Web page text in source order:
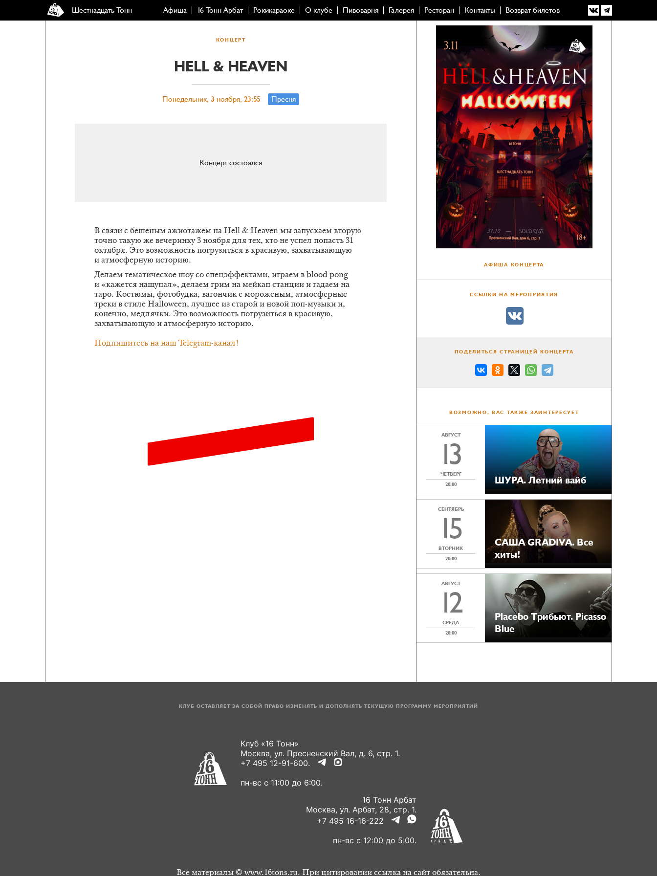
Шестнадцать Тонн Афиша 16 Тонн Арбат Рокикараоке О клубе Пивоварня Галерея Ресторан Контакты Возврат билетов
КОНЦЕРТ
HELL & HEAVEN
Понедельник, 3 ноября, 23:55 Пресня
Концерт состоялся
В связи с бешеным ажиотажем на Hell & Heaven мы запускаем вторую
точно такую же вечеринку 3 ноября для тех, кто не успел попасть 31
октября. Это возможность погрузиться в красивую, захватывающую
и атмосферную историю.
Делаем тематическое шоу со спецэффектами, играем в blood pong
и «кажется нащупал», делаем грим на мейкап станции и гадаем на
таро. Костюмы, фотобудка, вагончик с мороженым, атмосферные
треки в стиле Halloween, лучшее из старой и новой поп-музыки и,
конечно, медлячки. Это возможность погрузиться в красивую,
захватывающую и атмосферную историю.
Подпишитесь на наш Telegram-канал!
АФИША КОНЦЕРТА
ССЫЛКИ НА МЕРОПРИЯТИЯ
ПОДЕЛИТЬСЯ СТРАНИЦЕЙ КОНЦЕРТА
ВОЗМОЖНО, ВАС ТАКЖЕ ЗАИНТЕРЕСУЕТ
АВГУСТ
13
ЧЕТВЕРГ
20:00
ШУРА. Летний вайб
СЕНТЯБРЬ
15
ВТОРНИК
20:00
САША GRADIVA. Все
хиты!
АВГУСТ
12
СРЕДА
20:00
Placebo Tрибьют. Picasso
Blue
КЛУБ ОСТАВЛЯЕТ ЗА СОБОЙ ПРАВО ИЗМЕНЯТЬ И ДОПОЛНЯТЬ ТЕКУЩУЮ ПРОГРАММУ МЕРОПРИЯТИЙ
Клуб «16 Тонн»
Москва, ул. Пресненский Вал, д. 6, стр. 1.
+7 495 12-91-600.
пн-вс с 11:00 до 6:00.
16 Тонн Арбат
Москва, ул. Арбат, 28, стр. 1.
+7 495 16-16-222
пн-вс с 12:00 до 5:00.
Все материалы © www.16tons.ru. При цитировании ссылка на сайт обязательна.